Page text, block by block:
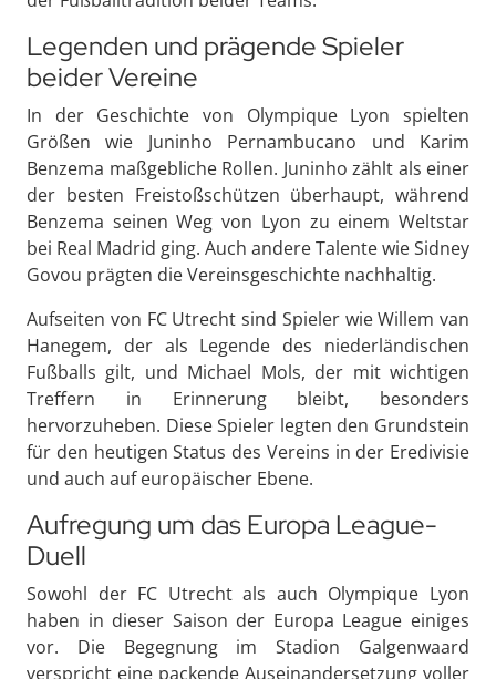
Legenden und prägende Spieler
beider Vereine
In der Geschichte von Olympique Lyon spielten
Größen wie Juninho Pernambucano und Karim
Benzema maßgebliche Rollen. Juninho zählt als einer
der besten Freistoßschützen überhaupt, während
Benzema seinen Weg von Lyon zu einem Weltstar
bei Real Madrid ging. Auch andere Talente wie Sidney
Govou prägten die Vereinsgeschichte nachhaltig.
Aufseiten von FC Utrecht sind Spieler wie Willem van
Hanegem, der als Legende des niederländischen
Fußballs gilt, und Michael Mols, der mit wichtigen
Treffern in Erinnerung bleibt, besonders
hervorzuheben. Diese Spieler legten den Grundstein
für den heutigen Status des Vereins in der Eredivisie
und auch auf europäischer Ebene.
Aufregung um das Europa League-
Duell
Sowohl der FC Utrecht als auch Olympique Lyon
haben in dieser Saison der Europa League einiges
vor. Die Begegnung im Stadion Galgenwaard
verspricht eine packende Auseinandersetzung voller